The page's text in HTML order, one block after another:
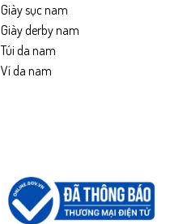
Giày sục nam
Giày derby nam
Túi da nam
Ví da nam